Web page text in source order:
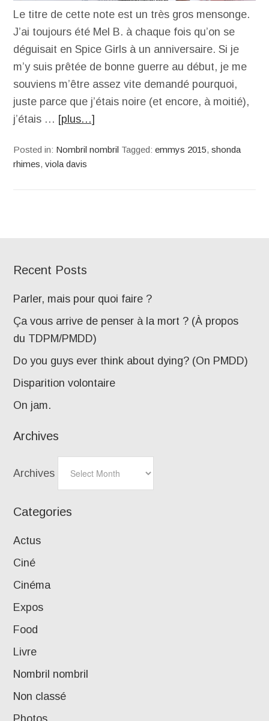
Le titre de cette note est un très gros mensonge.
J’ai toujours été Mel B. à chaque fois qu’on se
déguisait en Spice Girls à un anniversaire. Si je
m’y suis prêtée de bonne guerre au début, je me
souviens m’être assez vite demandé pourquoi,
juste parce que j’étais noire (et encore, à moitié),
j’étais … [plus…]
Posted in: Nombril nombril Tagged:emmys 2015,shonda
rhimes,viola davis
Recent Posts
Parler, mais pour quoi faire ?
Ça vous arrive de penser à la mort ? (À propos
du TDPM/PMDD)
Do you guys ever think about dying? (On PMDD)
Disparition volontaire
On jam.
Archives
Archives
Categories
Actus
Ciné
Cinéma
Expos
Food
Livre
Nombril nombril
Non classé
Photos